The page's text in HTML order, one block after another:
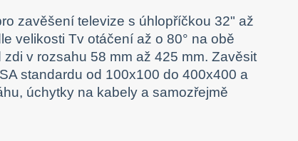
zavěšení televize s úhlopříčkou 32" až
velikosti Tv otáčení až o 80° na obě
v rozsahu 58 mm až 425 mm. Zavěsit
standardu od 100x100 do 400x400 a
úchytky na kabely a samozřejmě